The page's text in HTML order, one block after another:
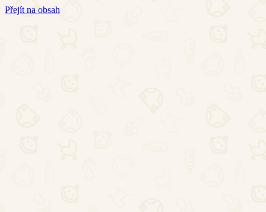
Přejít na obsah